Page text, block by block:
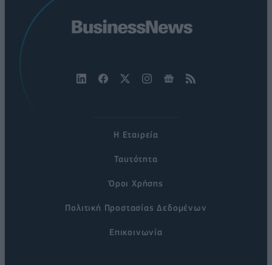
Η Εταιρεία
Ταυτότητα
Όροι Χρήσης
Πολιτική Προστασίας Δεδομένων
Επικοινωνία